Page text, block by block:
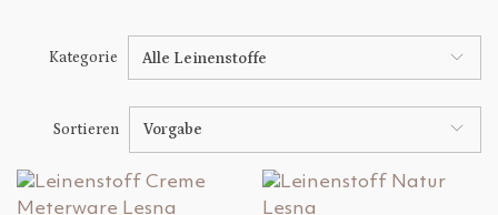
Kategorie Alle Leinenstoffe
Sortieren Vorgabe